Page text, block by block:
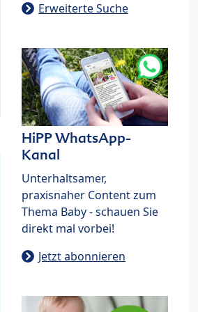
Erweiterte Suche
HiPP WhatsApp-
Kanal
Unterhaltsamer,
praxisnaher Content zum
Thema Baby - schauen Sie
direkt mal vorbei!
Jetzt abonnieren